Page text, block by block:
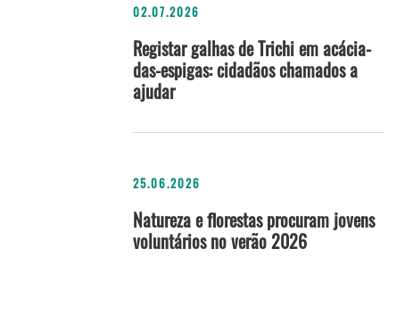
02.07.2026
Registar galhas de Trichi em acácia-
das-espigas: cidadãos chamados a
ajudar
25.06.2026
Natureza e florestas procuram jovens
voluntários no verão 2026